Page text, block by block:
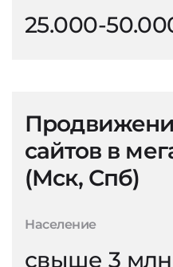
25.000-
сайтов в
(Мск, Спб)
Население
свыше 3 млн